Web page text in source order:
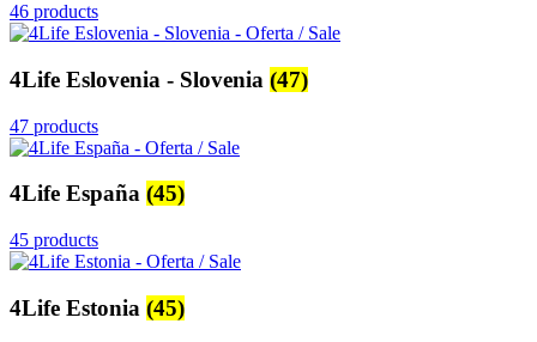
46 products
4Life Eslovenia - Slovenia (47)
47 products
4Life España (45)
45 products
4Life Estonia (45)